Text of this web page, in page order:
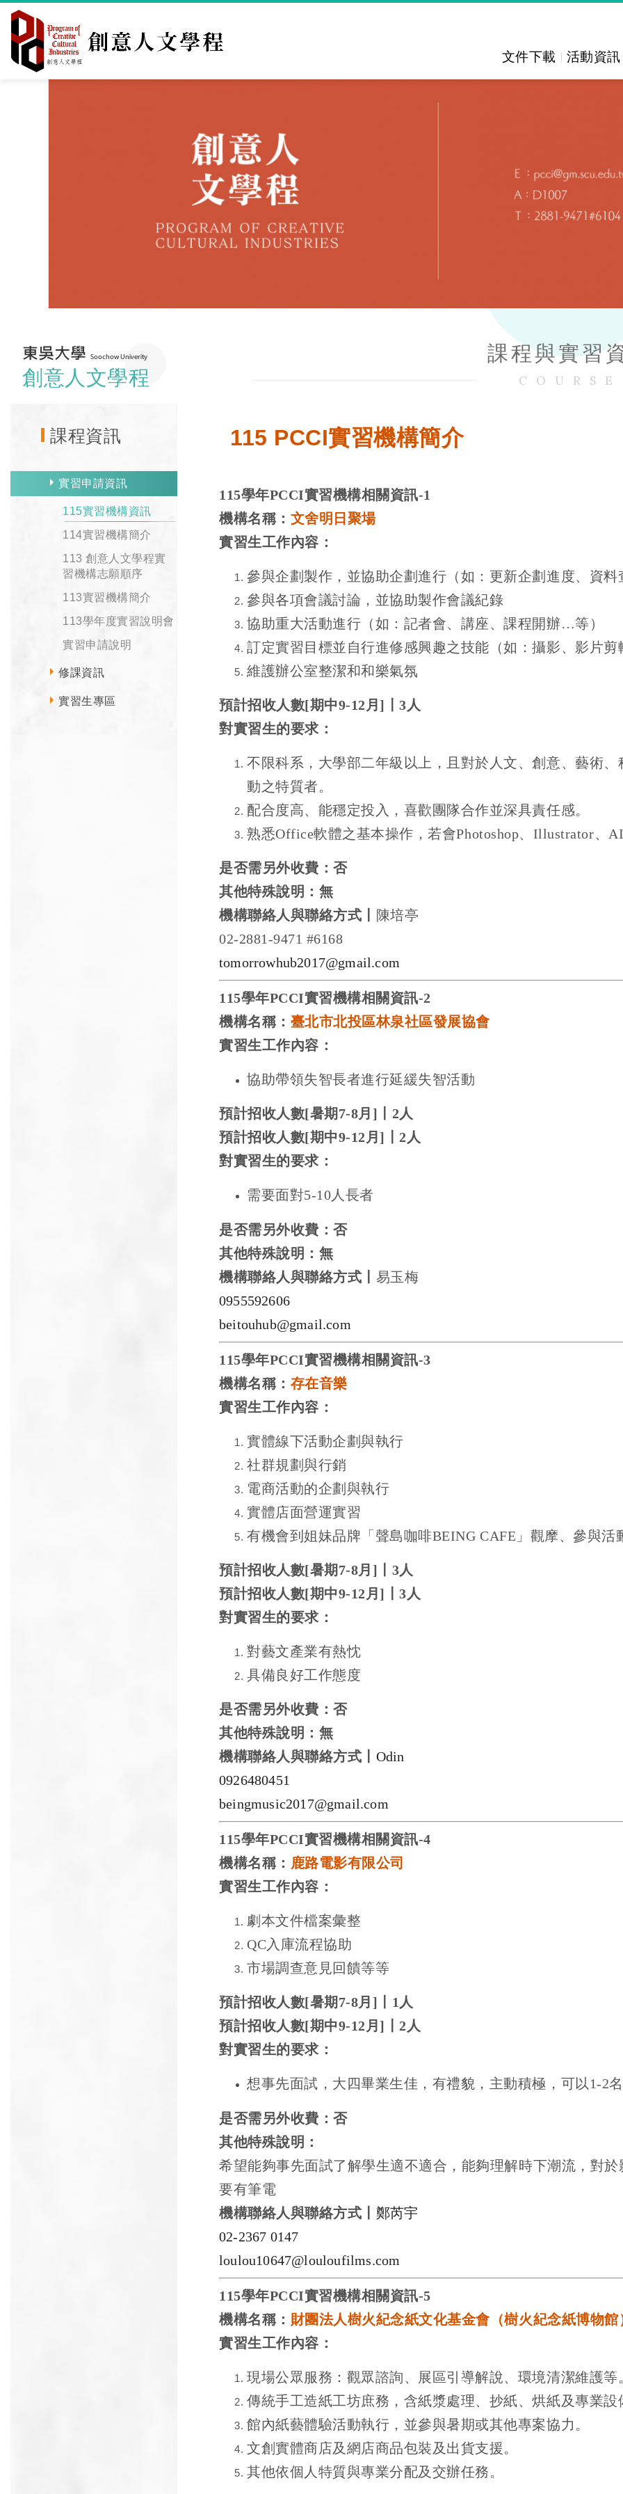
文件下載 活動資訊
創意人文學程
課程資訊
實習申請資訊
115實習機構資訊
114實習機構簡介
113 創意人文學程實
習機構志願順序
113實習機構簡介
113學年度實習說明會
實習申請說明
修課資訊
實習生專區
課程與實習
COURSE
115 PCCI實習機構簡介
115學年PCCI實習機構相關資訊-1
機構名稱： 文舍明日聚場
實習生工作內容：
參與企劃製作，並協助企劃進行（如：更新企劃進度、資料
參與各項會議討論，並協助製作會議紀錄
協助重大活動進行（如：記者會、講座、課程開辦…等）
訂定實習目標並自行進修感興趣之技能（如：攝影、影片剪
維護辦公室整潔和和樂氣氛
預計招收人數[期中9-12 月] 〡3 人
對實習生的要求：
不限科系，大學部二年級以上，且對於人文、創意、藝術
動之特質者。
配合度高、能穩定投入，喜歡團隊合作並深具責任感。
熟悉Office軟體之基本操作，若會Photoshop、 Illustrator、
是否需另外收費：否
其他特殊說明：無
機構聯絡人與聯絡方式〡
陳培亭
02-2881-9471 #6168
tomorrowhub2017@gmail.com
115學年PCCI實習機構相關資訊-2
機構名稱： 臺北市北投區林泉社區發展協會
實習生工作內容：
協助帶領失智長者進行延緩失智活動
預計招收人數[暑期 7-8月 ] 2人
預計招收人數[期中9-12 月] 〡2 人
對實習生的要求：
需要面對5-10人長者
是否需另外收費：否
其他特殊說明：無
機構聯絡人與聯絡方式〡 易玉梅
0955592606
beitouhub@gmail.com
115學年PCCI實習機構相關資訊-3
機構名稱： 存在音樂
實習生工作內容：
實體線下活動企劃與執行
社群規劃與行銷
電商活動的企劃與執行
實體店面營運實習
有機會到姐妹品牌「聲島咖啡BEING CAFE 」觀摩、參與活
預計招收人數[暑期 7-8月 ] 3人
預計招收人數[期中9-12 月] 〡3 人
對實習生的要求：
對藝文產業有熱忱
具備良好工作態度
是否需另外收費：否
其他特殊說明：無
機構聯絡人與聯絡方式〡 Odin
0926480451
beingmusic2017@gmail.com
115學年PCCI實習機構相關資訊-4
機構名稱： 鹿路電影有限公司
實習生工作內容：
劇本文件檔案彙整
QC入庫流程協助
市場調查意見回饋等等
預計招收人數[暑期 7-8月 ] 1 人
預計招收人數[期中9-12 月] 〡2 人
對實習生的要求：
想事先面試，大四畢業生佳，有禮貌，主動積極，可以 1-2名
是否需另外收費：否
其他特殊說明：
希望能夠事先面試了解學生適不適合，能夠理解時下潮流，對
要有筆電
機構聯絡人與聯絡方式〡 鄭芮宇
02-2367 0147
loulou10647@louloufilms.com
115學年PCCI實習機構相關資訊-5
機構名稱： 財團法人樹火紀念紙文化基金會（樹火紀念紙博物館
實習生工作內容：
現場公眾服務：觀眾諮詢、展區引導解說、環境清潔維護等
傳統手工造紙工坊庶務，含紙漿處理、抄紙、烘紙及專業設
館內紙藝體驗活動執行，並參與暑期或其他專案協力。
文創實體商店及網店商品包裝及出貨支援。
其他依個人特質與專業分配及交辦任務。